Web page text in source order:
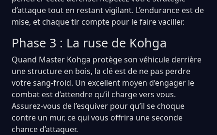
d’attaque tout en restant vigilant. L’endurance est de
mise, et chaque tir compte pour le faire vaciller.
Phase 3 : La ruse de Kohga
Quand Master Kohga protège son véhicule derrière
une structure en bois, la clé est de ne pas perdre
votre sang-froid. Un excellent moyen d’engager le
combat est d’attendre qu’il charge vers vous.
Assurez-vous de l’esquiver pour qu’il se choque
contre un mur, ce qui vous offrira une seconde
chance d’attaquer.